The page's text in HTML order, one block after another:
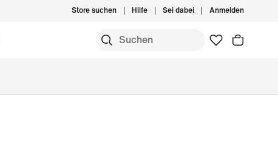
Store suchen Hilfe Sei dabei Anmelden